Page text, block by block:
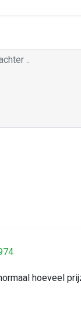
hoeveel